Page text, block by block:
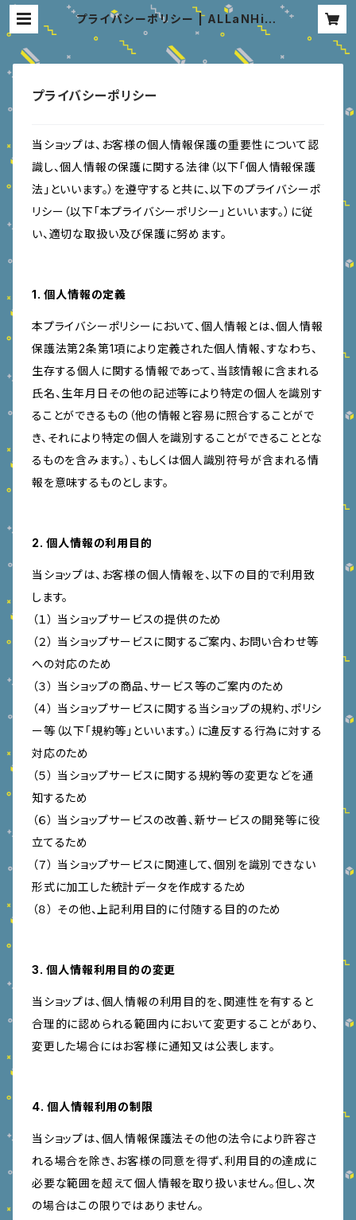
プライバシーポリシー | ALLaNHiLL
Z Web Shop
プライバシーポリシー
当ショップは、お客様の個人情報保護の重要性について認
識し、個人情報の保護に関する法律（以下「個人情報保護
法」といいます。）を遵守すると共に、以下のプライバシーポ
リシー（以下「本プライバシーポリシー」といいます。）に従
い、適切な取扱い及び保護に努めます。
1. 個人情報の定義
本プライバシーポリシーにおいて、個人情報とは、個人情報
保護法第2条第1項により定義された個人情報、すなわち、
生存する個人に関する情報であって、当該情報に含まれる
氏名、生年月日その他の記述等により特定の個人を識別す
ることができるもの（他の情報と容易に照合することがで
き、それにより特定の個人を識別することができることとな
るものを含みます。）、もしくは個人識別符号が含まれる情
報を意味するものとします。
2. 個人情報の利用目的
当ショップは、お客様の個人情報を、以下の目的で利用致
します。
（１） 当ショップサービスの提供のため
（２） 当ショップサービスに関するご案内、お問い合わせ等
への対応のため
（３） 当ショップの商品、サービス等のご案内のため
（４） 当ショップサービスに関する当ショップの規約、ポリシ
ー等（以下「規約等」といいます。）に違反する行為に対する
対応のため
（５） 当ショップサービスに関する規約等の変更などを通
知するため
（６） 当ショップサービスの改善、新サービスの開発等に役
立てるため
（７） 当ショップサービスに関連して、個別を識別できない
形式に加工した統計データを作成するため
（８） その他、上記利用目的に付随する目的のため
3. 個人情報利用目的の変更
当ショップは、個人情報の利用目的を、関連性を有すると
合理的に認められる範囲内において変更することがあり、
変更した場合にはお客様に通知又は公表します。
4. 個人情報利用の制限
当ショップは、個人情報保護法その他の法令により許容さ
れる場合を除き、お客様の同意を得ず、利用目的の達成に
必要な範囲を超えて個人情報を取り扱いません。但し、次
の場合はこの限りではありません。